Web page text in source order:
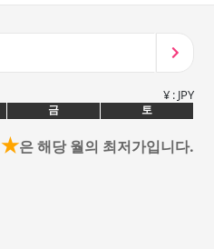
¥ : JPY
금 토
★은 해당 월의 최저가입니다.